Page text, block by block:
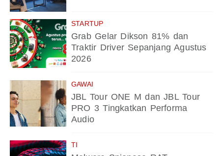
STARTUP
Grab Gelar Dikson 81% dan
Traktir Driver Sepanjang Agustus
2026
GAWAI
JBL Tour ONE M dan JBL Tour
PRO 3 Tingkatkan Performa
Audio
TI